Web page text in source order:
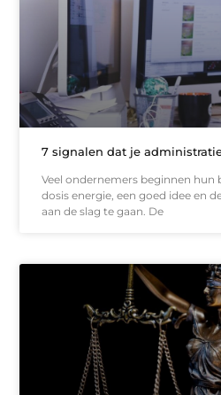
7 signalen dat je
Veel ondernemers beginnen hun
dosis energie, een goed idee en
aan de slag te gaan. De